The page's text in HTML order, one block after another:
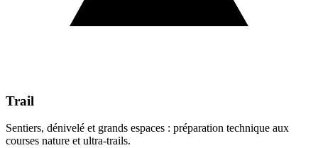
Trail
Sentiers, dénivelé et grands espaces : préparation technique aux
courses nature et ultra-trails.